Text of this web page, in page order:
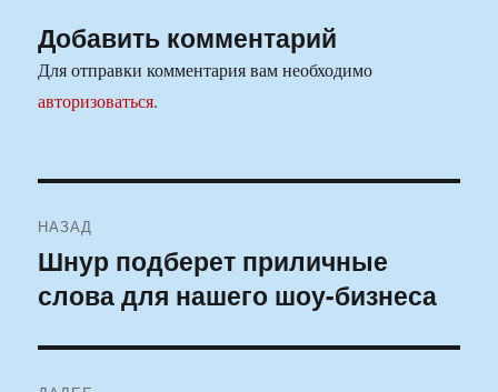
Добавить комментарий
Для отправки комментария вам необходимо
авторизоваться.
по
записям
НАЗАД
Предыдущая
запись:
Шнур подберет приличные
слова для нашего шоу-бизнеса